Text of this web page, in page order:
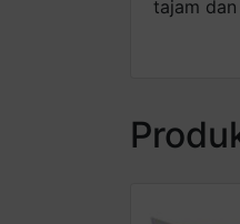
tajam